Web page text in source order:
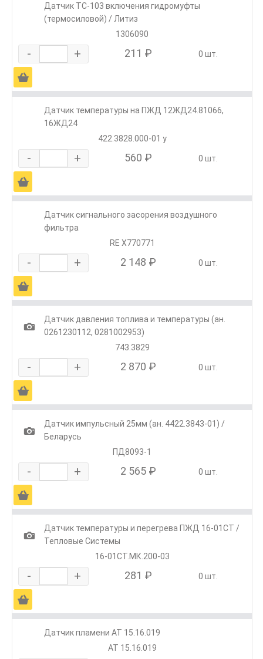
Датчик ТС-103 включения гидромуфты
(термосиловой) / Литиз
1306090
- + 211 ₽ 0 шт.
Ä
Датчик температуры на ПЖД 12ЖД24.81066,
16ЖД24
422.3828.000-01 у
- + 560 ₽ 0 шт.
Ä
Датчик сигнального засорения воздушного
фильтра
RE X770771
- + 2 148 ₽ 0 шт.
Ä
1
Датчик давления топлива и температуры (ан.
0261230112, 0281002953)
743.3829
- + 2 870 ₽ 0 шт.
Ä
1
Датчик импульсный 25мм (ан. 4422.3843-01) /
Беларусь
ПД8093-1
- + 2 565 ₽ 0 шт.
Ä
1
Датчик температуры и перегрева ПЖД 16-01СТ /
Тепловые Системы
16-01СТ.МК.200-03
- + 281 ₽ 0 шт.
Ä
Датчик пламени АТ 15.16.019
АТ 15.16.019